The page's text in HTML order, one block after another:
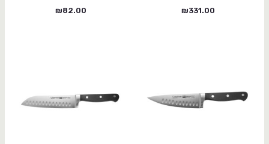
₪331.00
₪82.00